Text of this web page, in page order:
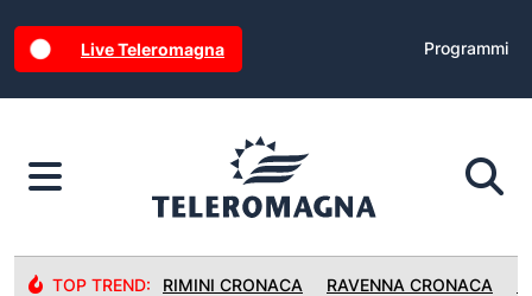
Live Teleromagna Programmi
TOP TREND: RIMINI CRONACA RAVENNA CRONACA